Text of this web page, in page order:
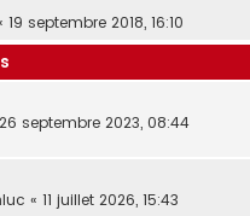
e
r
19 septembre 2018, 16:10
26 septembre 2023, 08:44
« 11 juillet 2026, 15:43